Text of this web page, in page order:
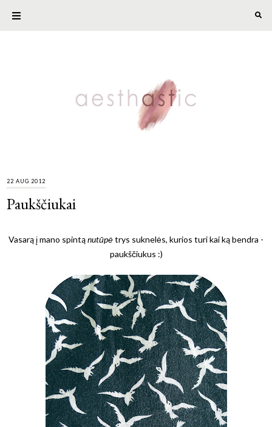
22 AUG 2012
Paukščiukai
Vasarą į mano spintąnutūpėtrys suknelės, kurios turi kai ką bendra -
paukščiukus :)